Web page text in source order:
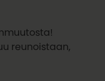
reunoistaan,